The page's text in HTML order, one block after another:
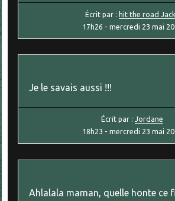
Écrit par :hit the road
17h26 - mercredi 23 mai
Je le savais aussi !!!
Écrit par :Jordane
18h23 - mercredi 23 mai
Ahlalala maman, quelle honte ce